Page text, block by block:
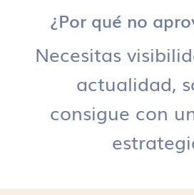
¿Por qué no
Necesitas
actualidad,
consigue con